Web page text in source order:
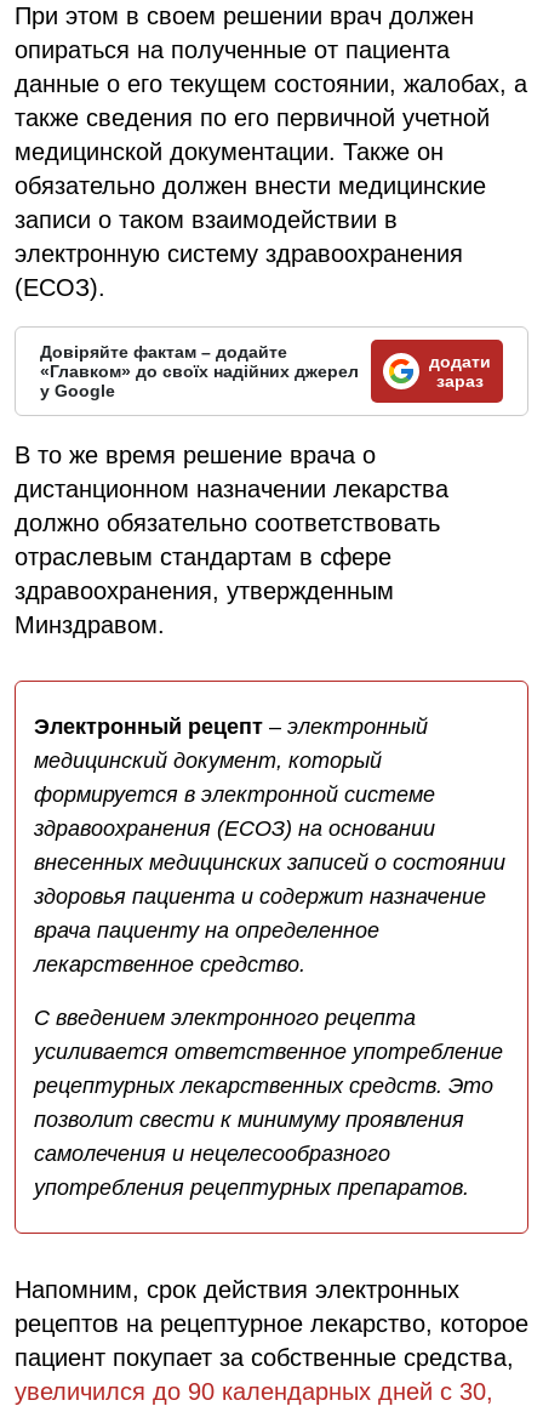
При этом в своем решении врач должен
опираться на полученные от пациента
данные о его текущем состоянии, жалобах, а
также сведения по его первичной учетной
медицинской документации. Также он
обязательно должен внести медицинские
записи о таком взаимодействии в
электронную систему здравоохранения
(ЕСОЗ).
Довіряйте фактам – додайте
«Главком» до своїх надійних джерел
у Google
додати
зараз
В то же время решение врача о
дистанционном назначении лекарства
должно обязательно соответствовать
отраслевым стандартам в сфере
здравоохранения, утвержденным
Минздравом.
Электронный рецепт – электронный
медицинский документ, который
формируется в электронной системе
здравоохранения (ЕСОЗ) на основании
внесенных медицинских записей о состоянии
здоровья пациента и содержит назначение
врача пациенту на определенное
лекарственное средство.
С введением электронного рецепта
усиливается ответственное употребление
рецептурных лекарственных средств. Это
позволит свести к минимуму проявления
самолечения и нецелесообразного
употребления рецептурных препаратов.
Напомним, срок действия электронных
рецептов на рецептурное лекарство, которое
пациент покупает за собственные средства,
увеличился до 90 календарных дней с 30,